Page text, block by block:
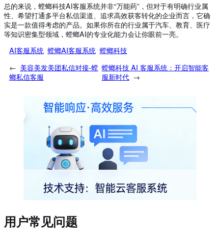
总的来说，螳螂科技AI客服系统并非“万能药”，但对于有明确行业属
性、希望打通多平台私信渠道、追求高效获客转化的企业而言，它确
实是一款值得考虑的产品。如果你所在的行业属于汽车、教育、医疗
等知识密集型领域，螳螂AI的专业化能力会让你眼前一亮。
AI客服系统 螳螂AI客服系统 螳螂科技
← 美容美发美团私信对接-螳
螂私信客服
螳螂科技 AI 客服系统：开启智能客
服新时代 →
用户常见问题